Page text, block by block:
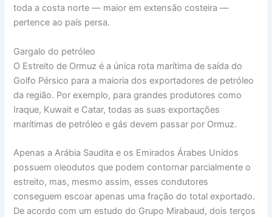
toda a costa norte — maior em extensão costeira —
pertence ao país persa.
Gargalo do petróleo
O Estreito de Ormuz é a única rota marítima de saída do
Golfo Pérsico para a maioria dos exportadores de petróleo
da região. Por exemplo, para grandes produtores como
Iraque, Kuwait e Catar, todas as suas exportações
marítimas de petróleo e gás devem passar por Ormuz.
Apenas a Arábia Saudita e os Emirados Árabes Unidos
possuem oleodutos que podem contornar parcialmente o
estreito, mas, mesmo assim, esses condutores
conseguem escoar apenas uma fração do total exportado.
De acordo com um estudo do Grupo Mirabaud, dois terços